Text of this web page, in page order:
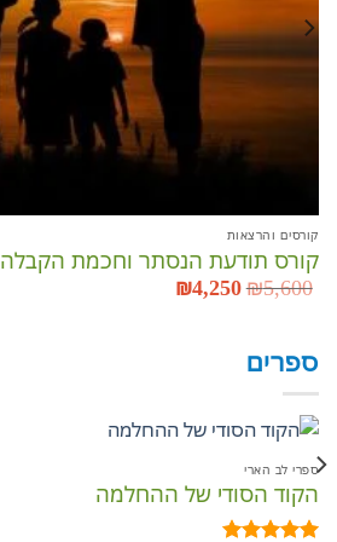
קורסים והרצאות
קורס תודעת הנסתר וחכמת הקבלה
₪5,600 המחיר
המקורי₪4,250
ספרים
ספרי לב הארי
הקוד הסודי של ההחלמה